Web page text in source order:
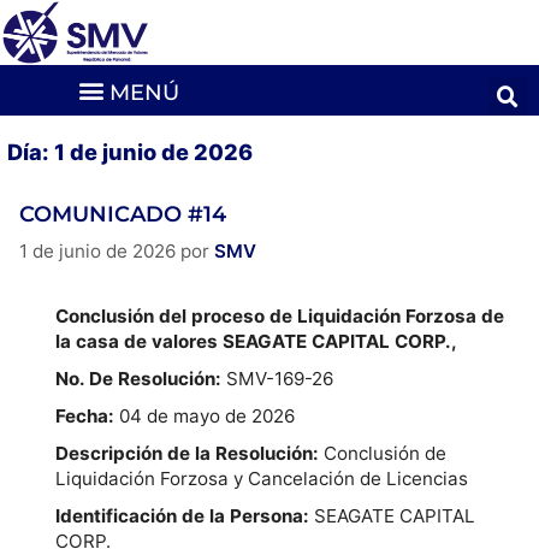
Día: 1 de junio de 2026
COMUNICADO #14
1 de junio de 2026 por SMV
Conclusión del proceso de Liquidación Forzosa de
la casa de valores SEAGATE CAPITAL CORP.,
No. De Resolución: SMV-169-26
Fecha: 04 de mayo de 2026
Descripción de la Resolución: Conclusión de
Liquidación Forzosa y Cancelación de Licencias
Identificación de la Persona: SEAGATE CAPITAL
CORP.